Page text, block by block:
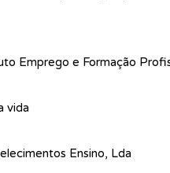
Emprego e Formação
vida
Ensino, Lda